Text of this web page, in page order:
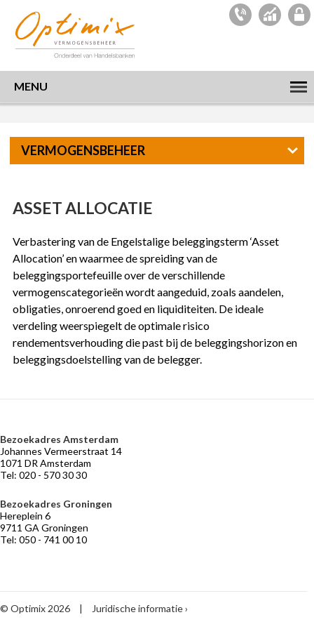
MENU
VERMOGENSBEHEER
ASSET ALLOCATIE
Verbastering van de Engelstalige beleggingsterm ‘Asset
Allocation’ en waarmee de spreiding van de
beleggingsportefeuille over de verschillende
vermogenscategorieën wordt aangeduid, zoals aandelen,
obligaties, onroerend goed en liquiditeiten. De ideale
verdeling weerspiegelt de optimale risico
rendementsverhouding die past bij de beleggingshorizon en
beleggingsdoelstelling van de belegger.
VERMOGENSBEHEER
Adviseurs
die
Optimix
Stichtingen
Desk
Vermogensbeheer
met
Optimix
NIEUWS
Marktontwikkelingen
BELEGGERSGIRO
Beleggingsfondsen
Praktische
OVER
OPTIMIX
Historie
Medewerkers
Bezoekadres Amsterdam
Johannes Vermeerstraat 14
1071 DR Amsterdam
Tel: 020 - 570 30 30
Bezoekadres Groningen
Hereplein 6
9711 GA Groningen
Tel: 050 - 741 00 10
© Optimix 2026 | Juridische informatie